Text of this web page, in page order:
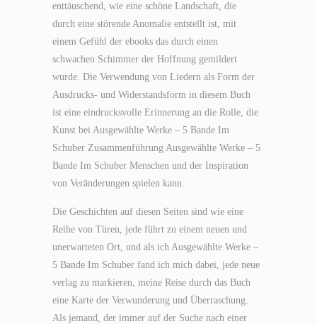
enttäuschend, wie eine schöne Landschaft, die
durch eine störende Anomalie entstellt ist, mit
einem Gefühl der ebooks das durch einen
schwachen Schimmer der Hoffnung gemildert
wurde. Die Verwendung von Liedern als Form der
Ausdrucks- und Widerstandsform in diesem Buch
ist eine eindrucksvolle Erinnerung an die Rolle, die
Kunst bei Ausgewählte Werke – 5 Bande Im
Schuber Zusammenführung Ausgewählte Werke – 5
Bande Im Schuber Menschen und der Inspiration
von Veränderungen spielen kann.
Die Geschichten auf diesen Seiten sind wie eine
Reihe von Türen, jede führt zu einem neuen und
unerwarteten Ort, und als ich Ausgewählte Werke –
5 Bande Im Schuber fand ich mich dabei, jede neue
verlag zu markieren, meine Reise durch das Buch
eine Karte der Verwunderung und Überraschung.
Als jemand, der immer auf der Suche nach einer